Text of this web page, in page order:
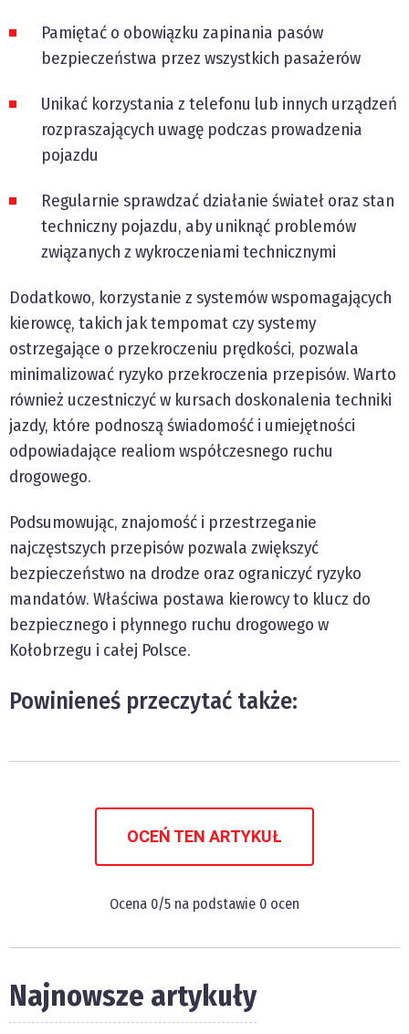
Pamiętać o obowiązku zapinania pasów
bezpieczeństwa przez wszystkich pasażerów
Unikać korzystania z telefonu lub innych urządzeń
rozpraszających uwagę podczas prowadzenia
pojazdu
Regularnie sprawdzać działanie świateł oraz stan
techniczny pojazdu, aby uniknąć problemów
związanych z wykroczeniami technicznymi
Dodatkowo, korzystanie z systemów wspomagających
kierowcę, takich jak tempomat czy systemy
ostrzegające o przekroczeniu prędkości, pozwala
minimalizować ryzyko przekroczenia przepisów. Warto
również uczestniczyć w kursach doskonalenia techniki
jazdy, które podnoszą świadomość i umiejętności
odpowiadające realiom współczesnego ruchu
drogowego.
Podsumowując, znajomość i przestrzeganie
najczęstszych przepisów pozwala zwiększyć
bezpieczeństwo na drodze oraz ograniczyć ryzyko
mandatów. Właściwa postawa kierowcy to klucz do
bezpiecznego i płynnego ruchu drogowego w
Kołobrzegu i całej Polsce.
Powinieneś przeczytać także:
OCEŃ TEN ARTYKUŁ
Ocena 0/5 na podstawie 0 ocen
Najnowsze artykuły